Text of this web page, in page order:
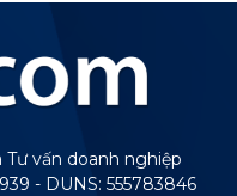
vấn doanh nghiệp
- DUNS: 555783846